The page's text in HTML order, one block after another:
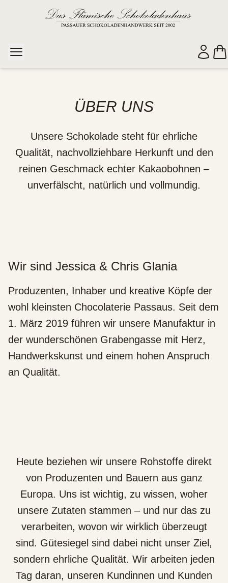
ÜBER UNS
Unsere Schokolade steht für ehrliche
Qualität, nachvollziehbare Herkunft und den
reinen Geschmack echter Kakaobohnen –
unverfälscht, natürlich und vollmundig.
Wir sind Jessica & Chris Glania
Produzenten, Inhaber und kreative Köpfe der
wohl kleinsten Chocolaterie Passaus. Seit dem
1. März 2019 führen wir unsere Manufaktur in
der wunderschönen Grabengasse mit Herz,
Handwerkskunst und einem hohen Anspruch
an Qualität.
Heute beziehen wir unsere Rohstoffe direkt
von Produzenten und Bauern aus ganz
Europa. Uns ist wichtig, zu wissen, woher
unsere Zutaten stammen – und nur das zu
verarbeiten, wovon wir wirklich überzeugt
sind. Gütesiegel sind dabei nicht unser Ziel,
sondern ehrliche Qualität. Wir arbeiten jeden
Tag daran, unseren Kundinnen und Kunden